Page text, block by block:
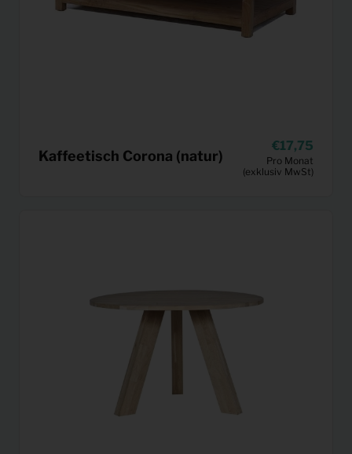
Kaffeetisch Corona (natur)
17,75
Pro Monat
(exklusiv MwSt)